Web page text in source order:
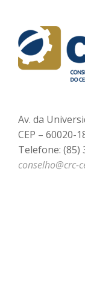
Av. da
CEP – 60020-
Telefone: (85)
conselho@crc-